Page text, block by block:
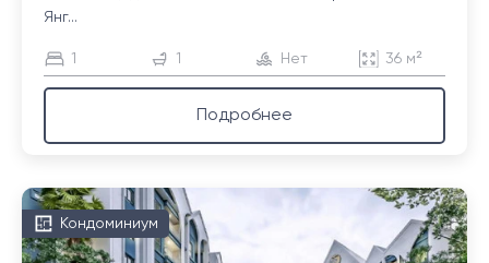
Янг...
1 1 Нет 36 м²
Подробнее
Кондоминиум